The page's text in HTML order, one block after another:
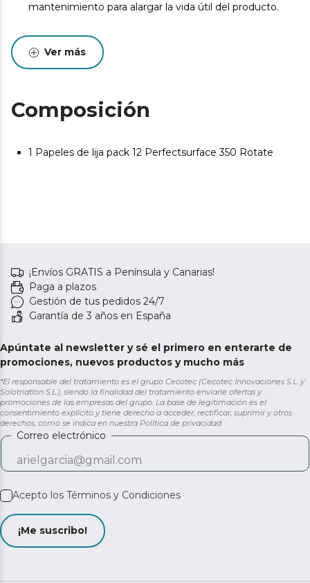
mantenimiento para alargar la vida útil del producto.
Ver más
Composición
1 Papeles de lija pack 12 Perfectsurface 350 Rotate
¡Envíos GRATIS a Península y Canarias!
Paga a plazos
Gestión de tus pedidos 24/7
Garantía de 3 años en España
Apúntate al newsletter y sé el primero en enterarte de
promociones, nuevos productos y mucho más
*El responsable del tratamiento es el grupo Cecotec (Cecotec Innovaciones S.L. y
Solotriatlon S.L.), siendo la finalidad del tratamiento enviarle ofertas y
promociones de las empresas del grupo. La base de legitimación es el
consentimiento explícito y tiene derecho a acceder, rectificar, suprimir y otros
derechos, como se indica en nuestra Política de privacidad
Correo electrónico
Acepto los Términos y Condiciones
¡Me suscribo!